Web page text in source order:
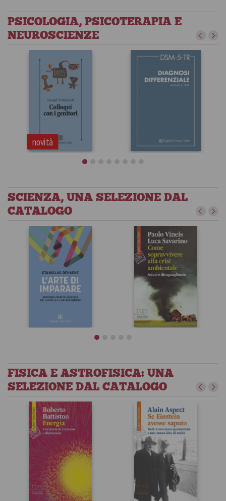
Vittorio Gallese
politica
PSICOLOGIA, PSICOTERAPIA E
NEUROSCIENZE
novità
genitori
Donald W. Winnicott
differenziale
Michael B. First
SCIENZA, UNA SELEZIONE DAL
CATALOGO
imparare
Stanislas Dehaene
Come
alla crisi
ambientale
Autori vari
FISICA E ASTROFISICA: UNA
SELEZIONE DAL CATALOGO